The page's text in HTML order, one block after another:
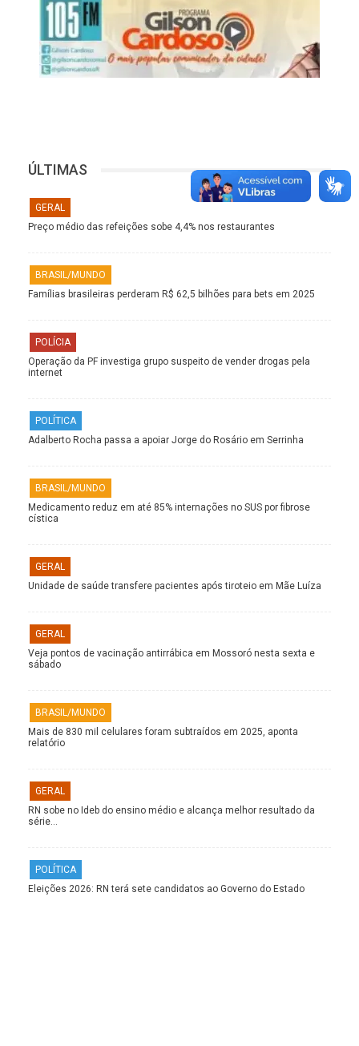
ÚLTIMAS
GERAL
Preço médio das refeições sobe 4,4% nos restaurantes
BRASIL/MUNDO
Famílias brasileiras perderam R$ 62,5 bilhões para bets em 2025
POLÍCIA
Operação da PF investiga grupo suspeito de vender drogas pela
internet
POLÍTICA
Adalberto Rocha passa a apoiar Jorge do Rosário em Serrinha
BRASIL/MUNDO
Medicamento reduz em até 85% internações no SUS por fibrose
cística
GERAL
Unidade de saúde transfere pacientes após tiroteio em Mãe Luíza
GERAL
Veja pontos de vacinação antirrábica em Mossoró nesta sexta e
sábado
BRASIL/MUNDO
Mais de 830 mil celulares foram subtraídos em 2025, aponta
relatório
GERAL
RN sobe no Ideb do ensino médio e alcança melhor resultado da
série…
POLÍTICA
Eleições 2026: RN terá sete candidatos ao Governo do Estado